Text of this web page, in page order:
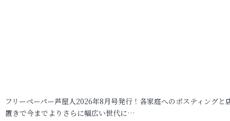
フリーペーパー芦屋人2026年8月号発行！各家庭へのポスティングと
置きで今までよりさらに幅広い世代に…